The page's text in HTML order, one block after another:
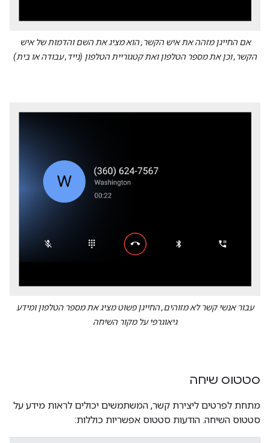
אם החייגן מזהה את איש הקשר, הוא מציג את השם והדמות של איש
הקשר, וכן את מספר הטלפון ואת קטגוריית הטלפון (נייד, עבודה או בית)
עבור אנשי קשר לא מזוהים, החייגן פשוט מציג את מספר הטלפון ומידע
גיאוגרפי על מקור השיחה
סטטוס שיחה
מתחת לפרטים ליצירת קשר, המשתמשים יכולים לראות מידע על
סטטוס השיחה. הודעות סטטוס אפשריות כוללות: